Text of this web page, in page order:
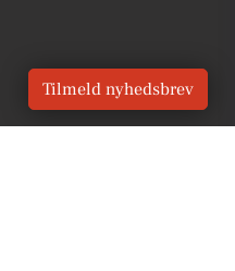
Tilmeld nyhedsbrev